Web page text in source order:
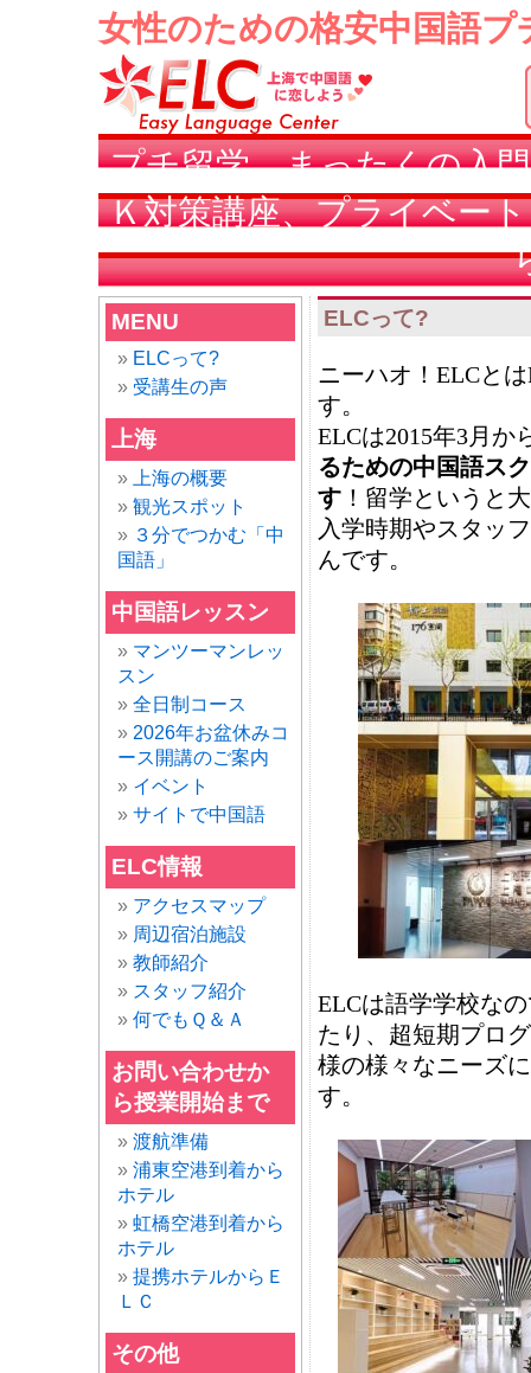
女性のための格安中国語
プチ留学、まったくの入
Ｋ対策講座、プライベー
MENU
ELCって?
受講生の声
上海
上海の概要
観光スポット
３分でつかむ「中
国語」
中国語レッスン
マンツーマンレッ
スン
全日制コース
2026年お盆休みコ
ース開講のご案内
イベント
サイトで中国語
ELC情報
アクセスマップ
周辺宿泊施設
教師紹介
スタッフ紹介
何でもＱ＆Ａ
お問い合わせか
ら授業開始まで
渡航準備
浦東空港到着から
ホテル
虹橋空港到着から
ホテル
提携ホテルからＥ
ＬＣ
その他
ELCって?
ニーハオ！ELCとは
す。
ELCは2015年3月か
るための中国語ス
す！留学というと
入学時期やスタッ
んです。
ELCは語学学校な
たり、超短期プロ
様の様々なニーズ
す。